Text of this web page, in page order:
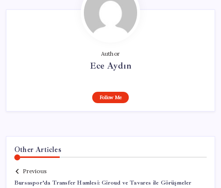
Author
Ece Aydın
Follow Me
Other Articles
Previous
Bursaspor’da Transfer Hamlesi: Giroud ve Tavares ile Görüşmeler